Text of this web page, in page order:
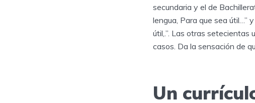
secundaria y el de
lengua, Para que sea útil…”
útil,.”. Las otras
casos. Da la sensación de
Un